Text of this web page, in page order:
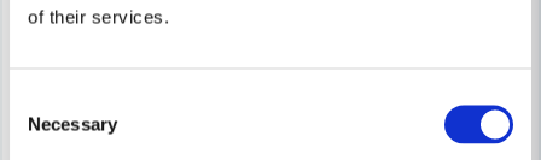
of their services.
Selection
Necessary
Sundström SR 100 Halvmask